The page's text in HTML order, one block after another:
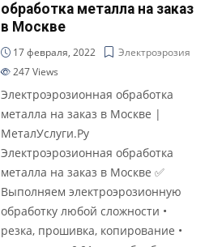
обработка металла на заказ
в Москве
17 февраля, 2022
Электроэрозия
247Views
Электроэрозионная обработка
металла на заказ в Москве |
МеталУслуги.Ру
Электроэрозионная обработка
металла на заказ в Москве ✅
Выполняем электроэрозионную
обработку любой сложности •
резка, прошивка, копирование •